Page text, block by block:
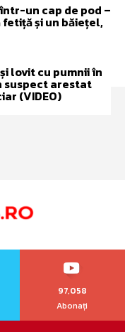
într-un cap de pod –
fetiță și un băiețel,
lovit cu pumnii în
suspect arestat
(VIDEO)
97,058
Abonați